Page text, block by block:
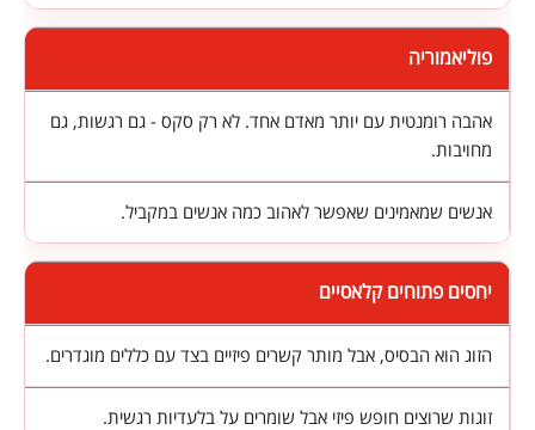
פוליאמוריה
אהבה רומנטית עם יותר מאדם אחד. לא רק סקס - גם רגשות, גם
מחויבות.
אנשים שמאמינים שאפשר לאהוב כמה אנשים במקביל.
יחסים פתוחים קלאסיים
הזוג הוא הבסיס, אבל מותר קשרים פיזיים בצד עם כללים מוגדרים.
זוגות שרוצים חופש פיזי אבל שומרים על בלעדיות רגשית.